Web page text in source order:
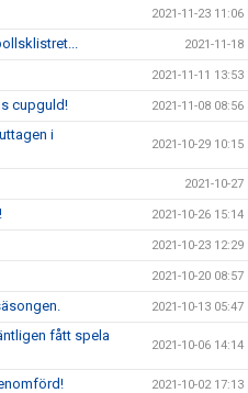
2021-11-23 11:06
2021-11-18
2021-11-11 13:53
cupguld! 2021-11-08 08:56
i
2021-10-29 10:15
2021-10-27
2021-10-26 15:14
2021-10-23 12:29
2021-10-20 08:57
2021-10-13 05:47
fått spela
2021-10-06 14:14
2021-10-02 17:13